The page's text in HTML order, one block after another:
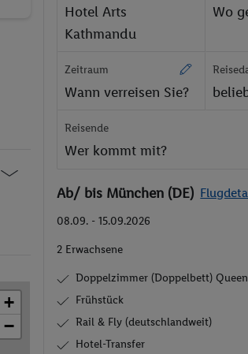
+
−
Hotel Arts
Kathmandu
Wo
Zeitraum
Wann verreisen Sie?
Reisende
Wer kommt mit?
Ab/ bis München (DE)
08.09. - 15.09.2026
2 Erwachsene
Doppelzimmer (Doppelbett)
Frühstück
Rail & Fly (deutschlandweit)
Hotel-Transfer